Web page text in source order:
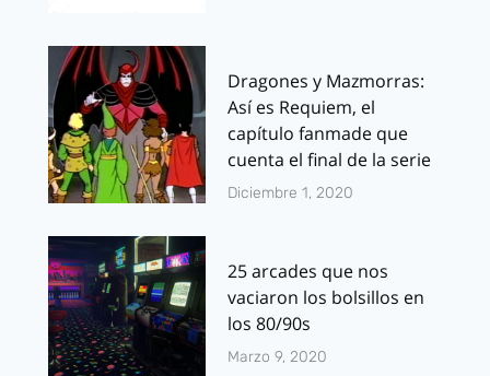
Dragones y Mazmorras:
Así es Requiem, el
capítulo fanmade que
cuenta el final de la serie
Diciembre 1, 2020
25 arcades que nos
vaciaron los bolsillos en
los 80/90s
Marzo 9, 2020